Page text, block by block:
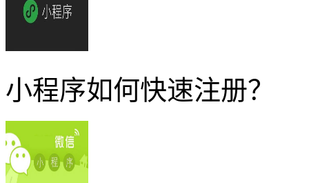
小程序如何快速注册？